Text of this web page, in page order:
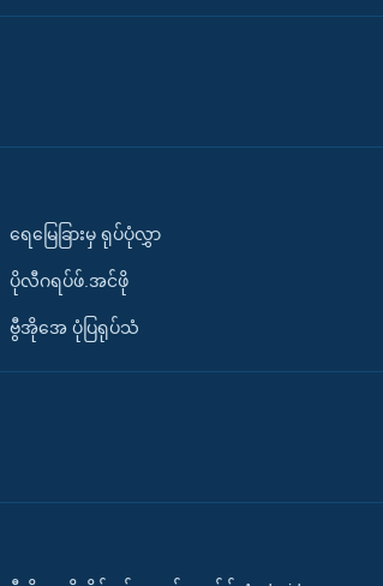
ရေမြေခြားမှ ရုပ်ပုံလွှာ
ပိုလီဂရပ်ဖ်.အင်ဖို
ဗွီအိုအေ ပုံပြရုပ်သံ